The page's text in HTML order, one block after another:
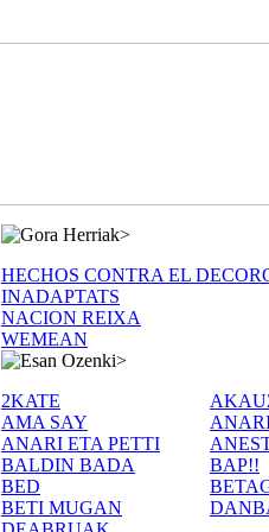
>
HECHOS CONTRA EL
INADAPTATS
NACION REIXA
WEMEAN
>
2KATE
AMA SAY
ANARI ETA PETTI
BALDIN BADA
BAP!!
BED
BETI MUGAN